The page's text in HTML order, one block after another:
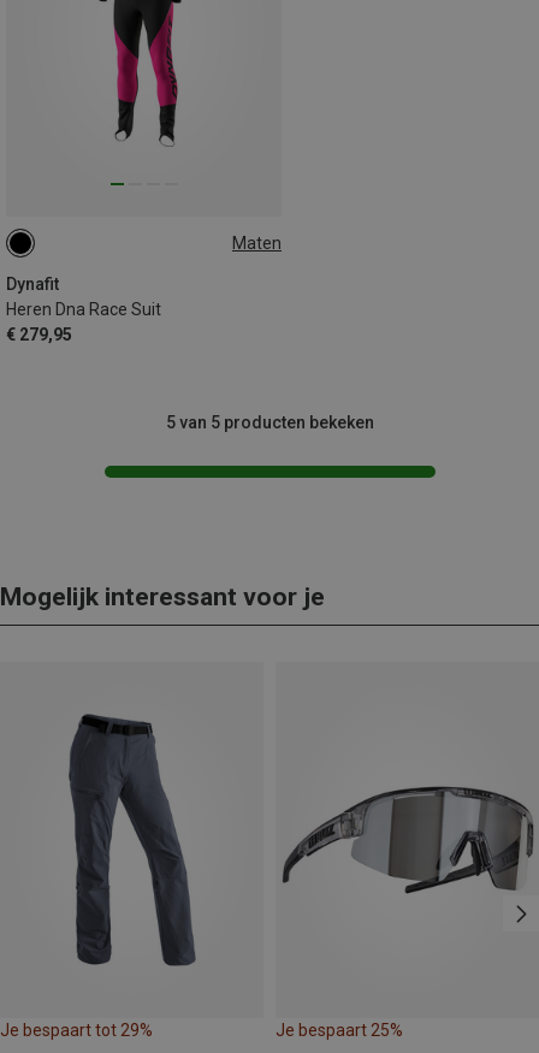
Maten
Dynafit
Heren Dna Race Suit
€ 279,95
L
5 van 5 producten bekeken
Mogelijk interessant voor je
Je bespaart tot 29% Je bespaart 25%